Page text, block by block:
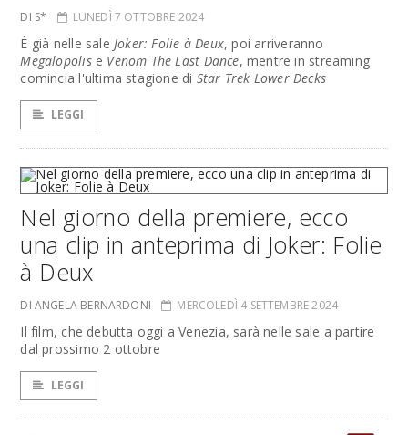
DI S* LUNEDÌ 7 OTTOBRE 2024
È già nelle sale Joker: Folie à Deux, poi arriveranno
Megalopolise Venom The Last Dance, mentre in streaming
comincia l'ultima stagione di Star Trek Lower Decks
LEGGI
Nel giorno della premiere, ecco
una clip in anteprima di Joker: Folie
à Deux
DI ANGELA BERNARDONI MERCOLEDÌ 4 SETTEMBRE 2024
Il film, che debutta oggi a Venezia, sarà nelle sale a partire
dal prossimo 2 ottobre
LEGGI